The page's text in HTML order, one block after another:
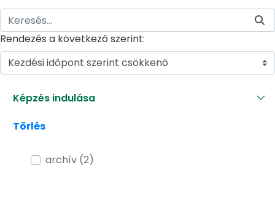
Rendezés a következő szerint:
Kezdési időpont szerint csökkenő
Képzés indulása
Törlés
archív (2)